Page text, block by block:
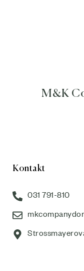
M&K
Kontakt
031 791-810